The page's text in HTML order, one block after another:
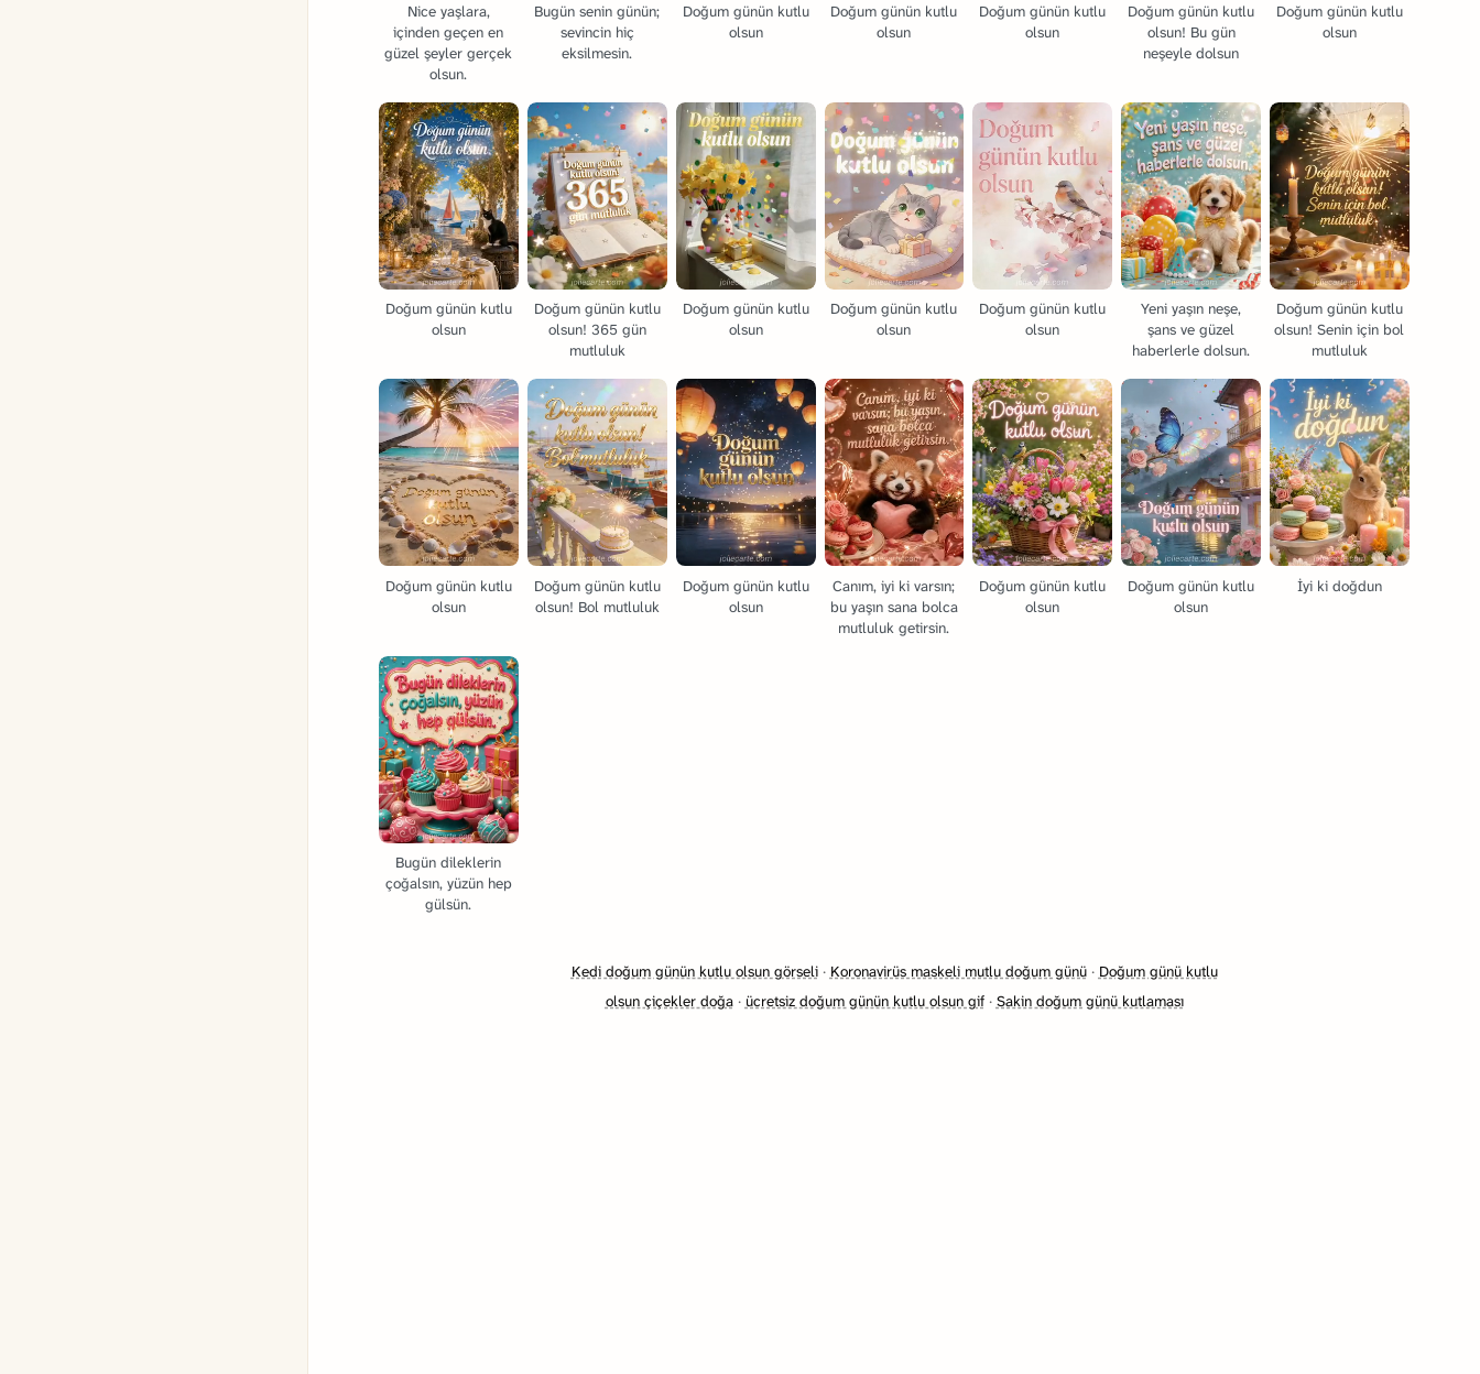
Nice yaşlara,
içinden geçen en
güzel şeyler gerçek
olsun.
Bugün senin günün;
sevincin hiç
eksilmesin.
Doğum günün kutlu
olsun
Doğum günün kutlu
olsun
Doğum günün kutlu
olsun
Doğum günün kutlu
olsun! Bu gün
neşeyle dolsun
Doğum günün kutlu
olsun
Doğum günün kutlu
olsun
Doğum günün kutlu
olsun! 365 gün
mutluluk
Doğum günün kutlu
olsun
Doğum günün kutlu
olsun
Doğum günün kutlu
olsun
Yeni yaşın neşe,
şans ve güzel
haberlerle dolsun.
Doğum günün kutlu
olsun! Senin için bol
mutluluk
Doğum günün kutlu
olsun
Doğum günün kutlu
olsun! Bol mutluluk
Doğum günün kutlu
olsun
Canım, iyi ki varsın;
bu yaşın sana bolca
mutluluk getirsin.
Doğum günün kutlu
olsun
Doğum günün kutlu
olsun
İyi ki doğdun
Bugün dileklerin
çoğalsın, yüzün hep
gülsün.
Kedi doğum günün kutlu olsun görseli· Koronavirüs maskeli mutlu doğum günü· Doğum günü kutlu
olsun çiçekler doğa· ücretsiz doğum günün kutlu olsun gif· Sakin doğum günü kutlaması